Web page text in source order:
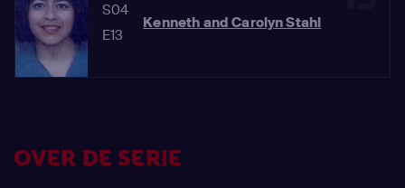
S04
E13
Kenneth and Carolyn Stahl
OVER DE SERIE